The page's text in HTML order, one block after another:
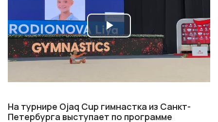
Play
Video
На турнире Ojaq Cup гимнастка из Санкт-
Петербурга выступает по программе